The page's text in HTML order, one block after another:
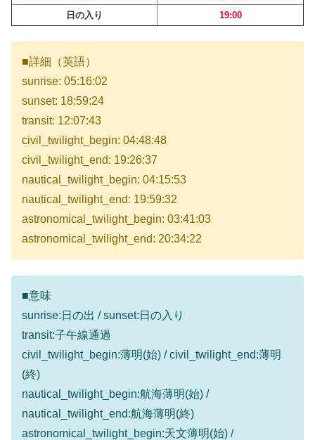
日の入り
19:00
■詳細（英語）
sunrise: 05:16:02
sunset: 18:59:24
transit: 12:07:43
civil_twilight_begin: 04:48:48
civil_twilight_end: 19:26:37
nautical_twilight_begin: 04:15:53
nautical_twilight_end: 19:59:32
astronomical_twilight_begin: 03:41:03
astronomical_twilight_end: 20:34:22
■意味
sunrise:日の出 / sunset:日の入り
transit:子午線通過
civil_twilight_begin:薄明(始) / civil_twilight_end:薄明
(終)
nautical_twilight_begin:航海薄明(始) /
nautical_twilight_end:航海薄明(終)
astronomical_twilight_begin:天文薄明(始) /